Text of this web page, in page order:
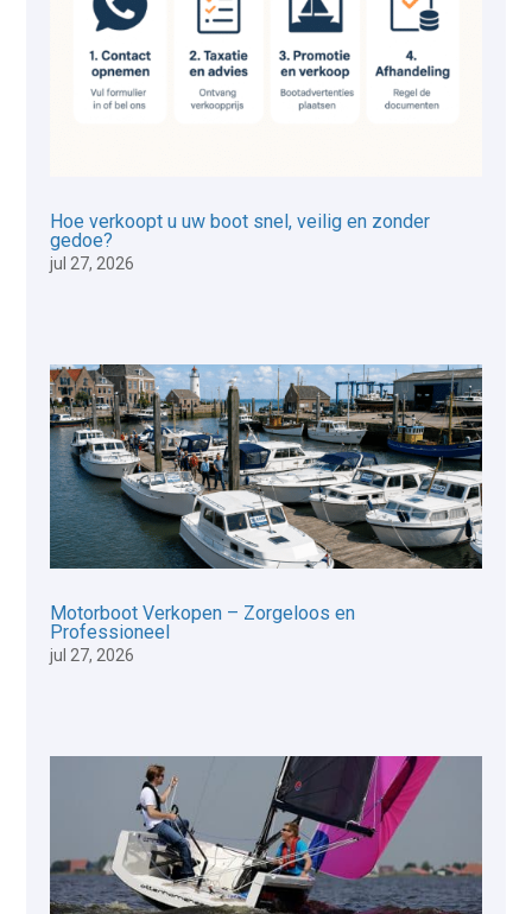
Hoe verkoopt u uw boot snel, veilig en zonder
gedoe?
jul 27, 2026
Motorboot Verkopen – Zorgeloos en
Professioneel
jul 27, 2026